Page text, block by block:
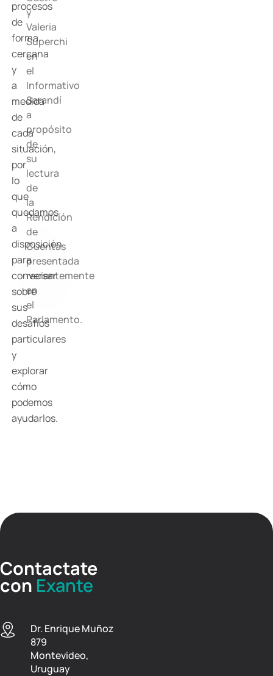
procesos
de
forma
cercana
y
a
medida
de
cada
situación,
por
lo
que
quedamos
a
disposición
para
conversar
sobre
sus
desafíos
particulares
y
explorar
cómo
podemos
ayudarlos.
y
Valeria
Superchi
en
el
Informativo
Sarandí
a
propósito
de
su
lectura
de
la
Rendición
de
Cuentas
presentada
recientemente
en
el
Parlamento.
Contactate
con Exante
Dr. Enrique Muñoz
879
Montevideo,
Uruguay